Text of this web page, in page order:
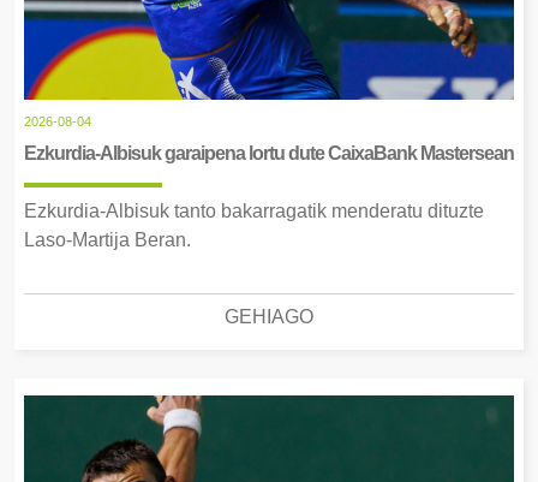
2026-08-04
Ezkurdia-Albisuk garaipena lortu dute CaixaBank Mastersean
Ezkurdia-Albisuk tanto bakarragatik menderatu dituzte
Laso-Martija Beran.
GEHIAGO